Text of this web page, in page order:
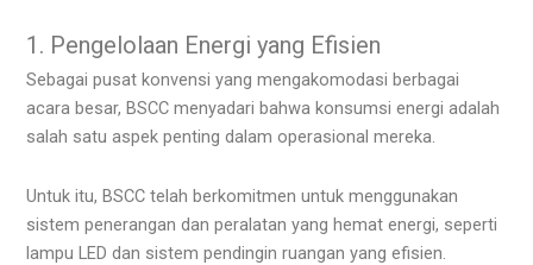
1. Pengelolaan Energi yang Efisien
Sebagai pusat konvensi yang mengakomodasi berbagai
acara besar, BSCC menyadari bahwa konsumsi energi adalah
salah satu aspek penting dalam operasional mereka.
Untuk itu, BSCC telah berkomitmen untuk menggunakan
sistem penerangan dan peralatan yang hemat energi, seperti
lampu LED dan sistem pendingin ruangan yang efisien.